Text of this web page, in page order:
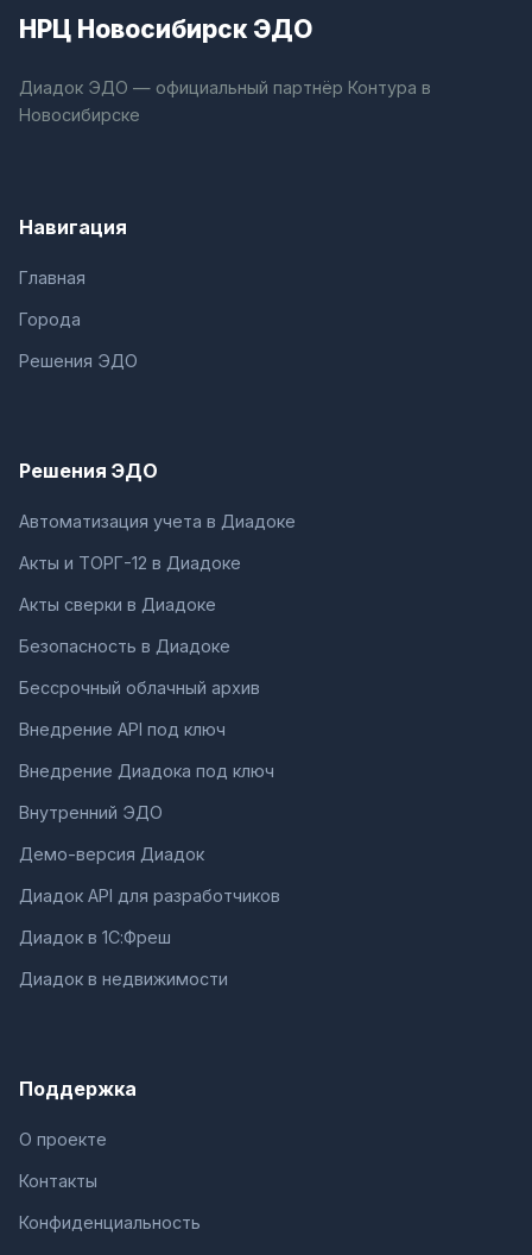
НРЦ Новосибирск ЭДО
Диадок ЭДО — официальный партнёр Контура в
Новосибирске
Навигация
Главная
Города
Решения ЭДО
Решения ЭДО
Автоматизация учета в Диадоке
Акты и ТОРГ-12 в Диадоке
Акты сверки в Диадоке
Безопасность в Диадоке
Бессрочный облачный архив
Внедрение API под ключ
Внедрение Диадока под ключ
Внутренний ЭДО
Демо-версия Диадок
Диадок API для разработчиков
Диадок в 1С:Фреш
Диадок в недвижимости
Поддержка
О проекте
Контакты
Конфиденциальность